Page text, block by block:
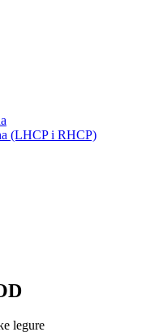
(LHCP i RHCP)